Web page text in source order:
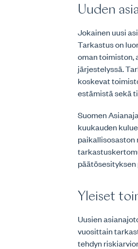
Uuden
Jokainen uusi
Tarkastus on
oman toimiston,
järjestelyssä.
koskevat
estämistä sekä
Suomen
kuukauden
paikallisosaston
Yleiset
Uusien
vuosittain
tehdyn